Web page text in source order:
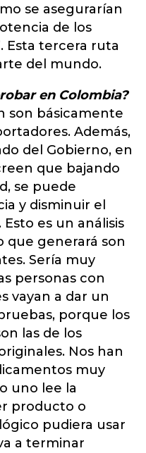
se asegurarían
de los
Esta tercera ruta
del mundo.
en Colombia?
son básicamente
Además,
del Gobierno, en
que bajando
se puede
y disminuir el
es un análisis
que generará son
Sería muy
personas con
vayan a dar un
porque los
las de los
Nos han
muy
uno lee la
producto o
pudiera usar
a terminar